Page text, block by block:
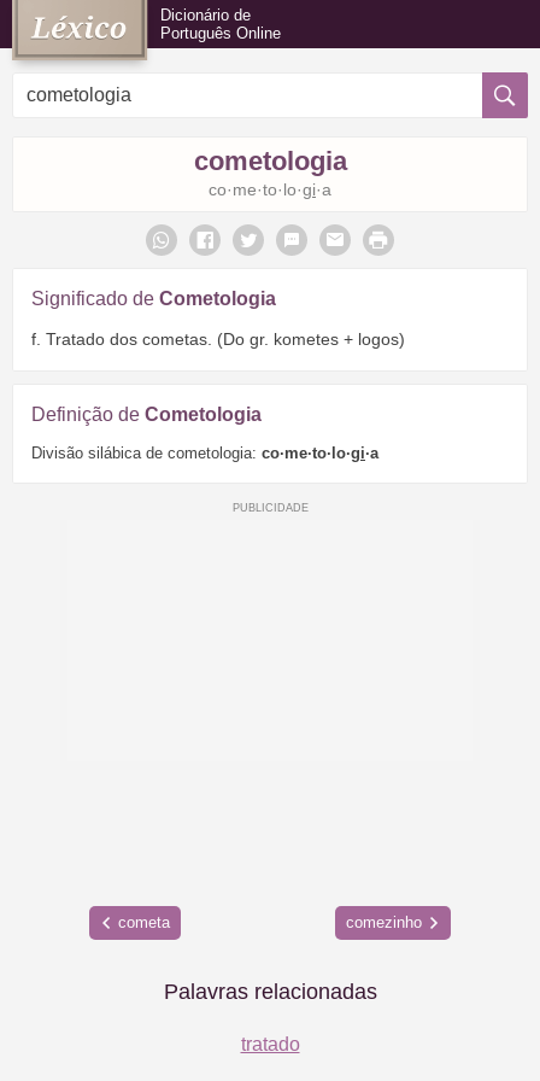
Dicionário de
Português Online
cometologia
co·me·to·lo·gi·a
Significado de Cometologia
f. Tratado dos cometas. (Do gr. kometes + logos)
Definição de Cometologia
Divisão silábica de cometologia: co·me·to·lo·gi·a
cometa comezinho
Palavras relacionadas
tratado